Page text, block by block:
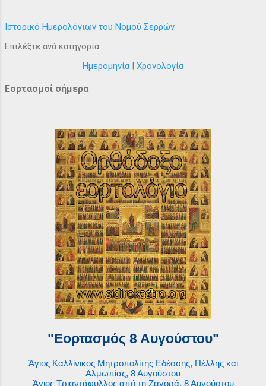
Ιστορικό Ημερολόγιων του Νομού Σερρών
Επιλέξτε ανά κατηγορία
Ημερομηνία | Χρονολογία
Εορτασμοί σήμερα
"Εορτασμός 8 Αυγούστου"
Άγιος Καλλίνικος Μητροπολίτης Εδέσσης, Πέλλης και
Αλμωπίας, 8 Αυγούστου
Άγιος Τριαντάφυλλος από τη Ζαγορά, 8 Αυγούστου